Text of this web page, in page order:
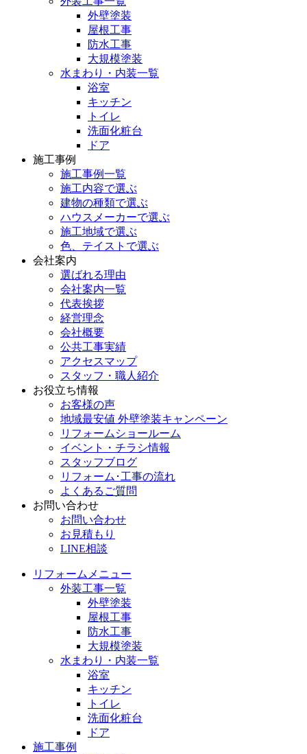
外壁塗装
屋根工事
防水工事
大規模塗装
水まわり・内装一覧
浴室
キッチン
トイレ
洗面化粧台
ドア
施工事例
施工事例一覧
施工内容で選ぶ
建物の種類で選ぶ
ハウスメーカーで選ぶ
施工地域で選ぶ
色、テイストで選ぶ
会社案内
選ばれる理由
会社案内一覧
代表挨拶
経営理念
会社概要
公共工事実績
アクセスマップ
スタッフ・職人紹介
お役立ち情報
お客様の声
地域最安値 外壁塗装キャンペーン
リフォームショールーム
イベント・チラシ情報
スタッフブログ
リフォーム･工事の流れ
よくあるご質問
お問い合わせ
お問い合わせ
お見積もり
LINE相談
リフォームメニュー
外装工事一覧
外壁塗装
屋根工事
防水工事
大規模塗装
水まわり・内装一覧
浴室
キッチン
トイレ
洗面化粧台
ドア
施工事例